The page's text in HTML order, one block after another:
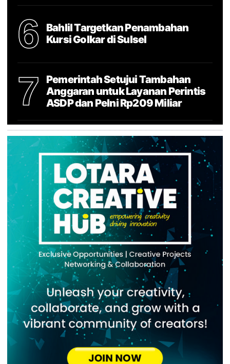
6
Bahlil Targetkan Penambahan
Kursi Golkar di Sulsel
7
Pemerintah Setujui Tambahan
Anggaran untuk Layanan Perintis
ASDP dan Pelni Rp209 Miliar